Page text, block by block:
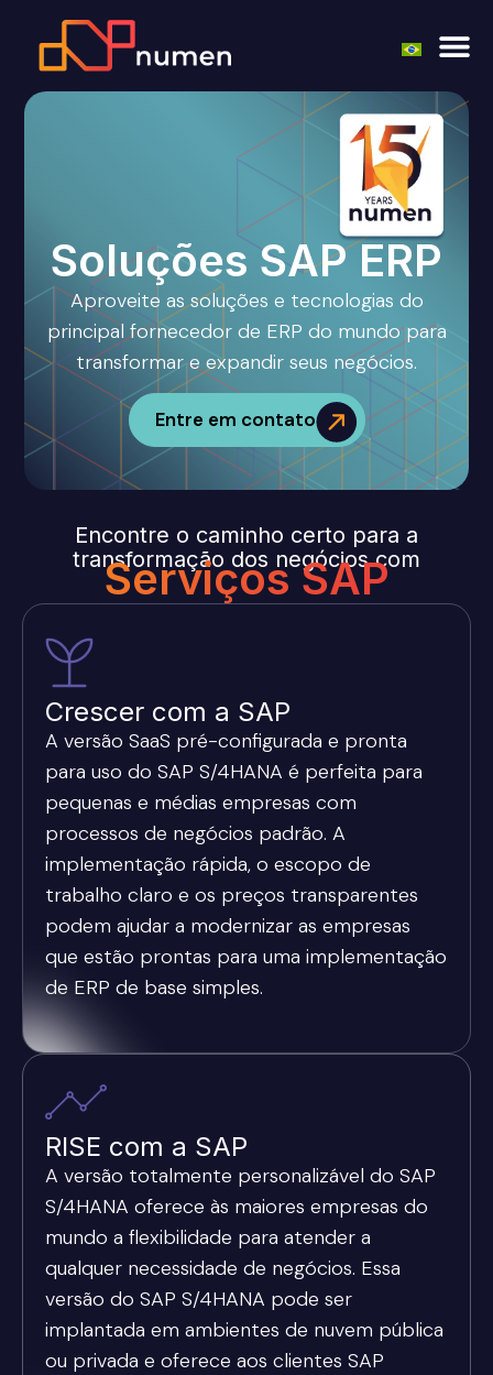
Soluções SAP ERP
Aproveite as soluções e tecnologias do
principal fornecedor de ERP do mundo para
transformar e expandir seus negócios.
Entre em contato
Encontre o caminho certo para a
transformação dos negócios com
Serviços SAP
Crescer com a SAP
A versão SaaS pré-configurada e pronta
para uso do SAP S/4HANA é perfeita para
pequenas e médias empresas com
processos de negócios padrão. A
implementação rápida, o escopo de
trabalho claro e os preços transparentes
podem ajudar a modernizar as empresas
que estão prontas para uma implementação
de ERP de base simples.
RISE com a SAP
A versão totalmente personalizável do SAP
S/4HANA oferece às maiores empresas do
mundo a flexibilidade para atender a
qualquer necessidade de negócios. Essa
versão do SAP S/4HANA pode ser
implantada em ambientes de nuvem pública
ou privada e oferece aos clientes SAP